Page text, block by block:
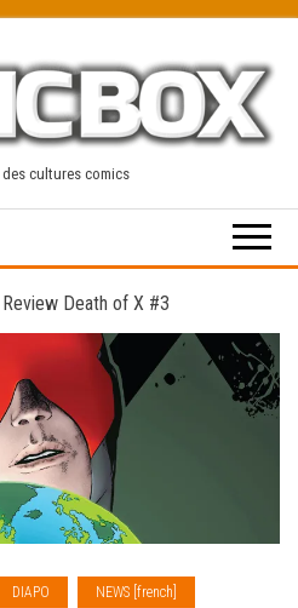
des cultures comics
Death of X #3
DIAPO NEWS [french]